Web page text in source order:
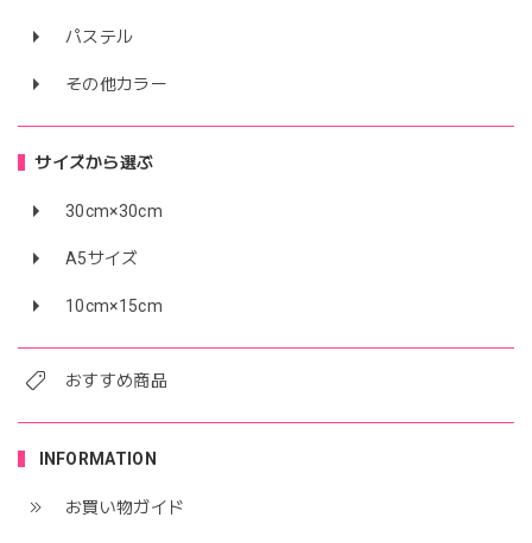
パステル
その他カラー
サイズから選ぶ
30cm×30cm
A5サイズ
10cm×15cm
おすすめ商品
INFORMATION
お買い物ガイド